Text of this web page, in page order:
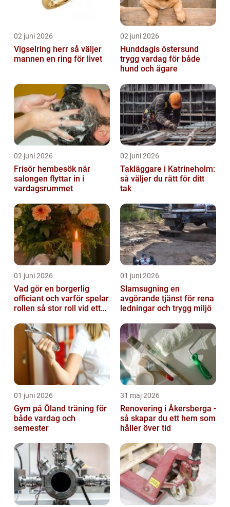
02 juni 2026
Vigselring herr så väljer
mannen en ring för livet
02 juni 2026
Hunddagis östersund
trygg vardag för både
hund och ägare
02 juni 2026
Frisör hembesök när
salongen flyttar in i
vardagsrummet
02 juni 2026
Takläggare i Katrineholm:
så väljer du rätt för ditt
tak
01 juni 2026
Vad gör en borgerlig
officiant och varför spelar
rollen så stor roll vid ett
01 juni 2026
Slamsugning en
avgörande tjänst för rena
ledningar och trygg miljö
01 juni 2026
Gym på Öland träning för
både vardag och
semester
31 maj 2026
Renovering i Åkersberga -
så skapar du ett hem som
håller över tid